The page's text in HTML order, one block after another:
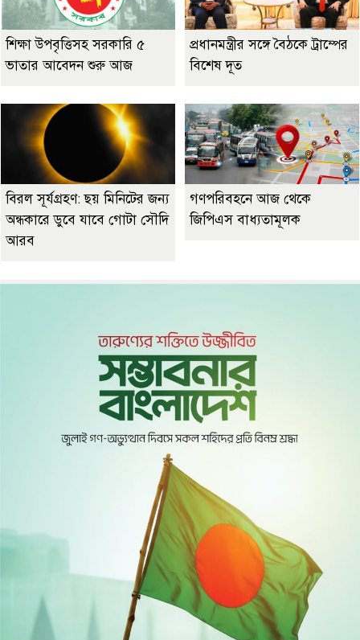
শিক্ষা উপবৃত্তিসহ সরকারি ৫
ভাতার আবেদন শুরু আজ
প্রধানমন্ত্রীর সঙ্গে বৈঠকে ট্রাম্পের
বিশেষ দূত
বিরল সূর্যগ্রহণ: ছয় মিনিটের জন্য
অন্ধকারে ডুবে যাবে গোটা সৌদি
আরব
গণপরিবহনে আজ থেকে
জিপিএস বাধ্যতামূলক